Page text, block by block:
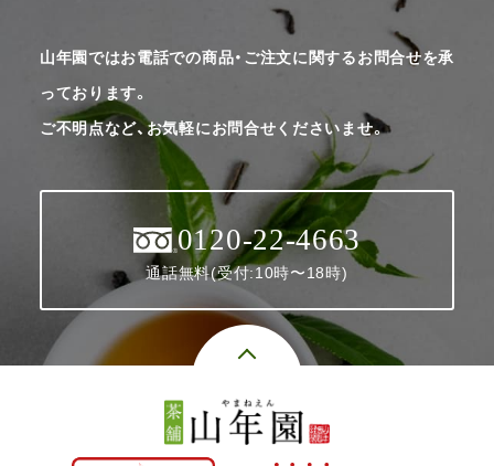
山年園ではお電話での商品・ご注文に関するお問合せを承
っております。
ご不明点など、お気軽にお問合せくださいませ。
0120-22-4663
通話無料(受付:10時〜18時)